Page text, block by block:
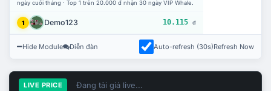
ngày cuối tháng · Top 1 trên 20.000 đ nhận 30 ngày VIP Whale.
1 Demo123 10.115 đ
Hide Module Diễn đàn Auto-refresh (30s)Refresh Now
LIVE PRICE Đang tải giá live...